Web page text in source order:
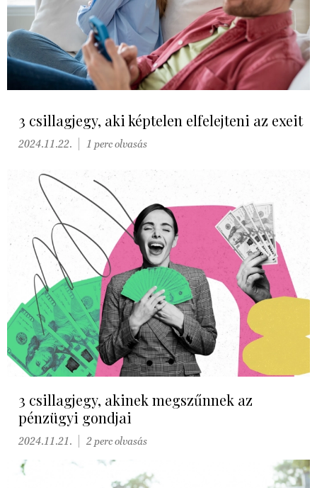
3 csillagjegy, aki képtelen elfelejteni az exeit
2024.11.22. 1 perc olvasás
3 csillagjegy, akinek megszűnnek az
pénzügyi gondjai
2024.11.21. 2 perc olvasás